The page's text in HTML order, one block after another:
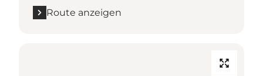
Route anzeigen